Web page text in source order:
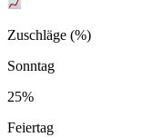
Zuschläge (%)
Sonntag
25%
Feiertag